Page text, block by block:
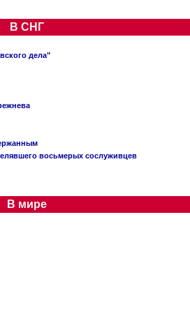
В СНГ
дела"
восьмерых сослуживцев
В мире